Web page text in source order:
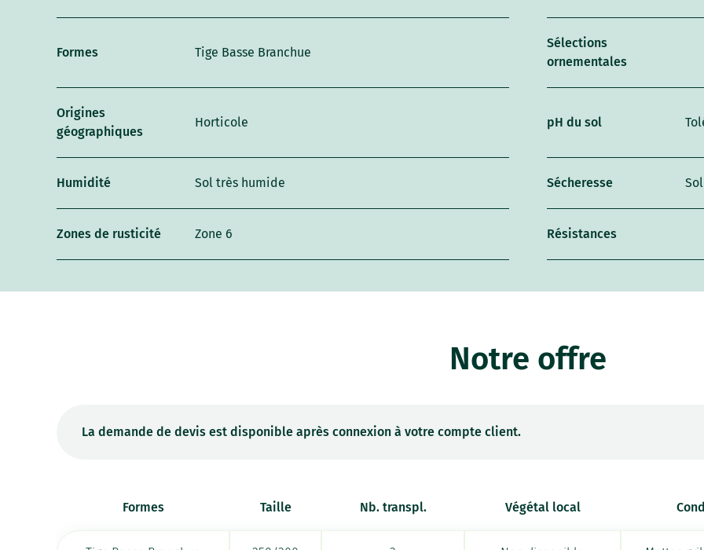
Formes Tige Basse Branchue
Sélections
ornementales
Origines
géographiques
Horticole pH du sol
Humidité Sol très humide Sécheresse
Zones de rusticité Zone 6 Résistances
Notre offre
La demande de devis est disponible après connexion à votre compte client.
Formes Taille Nb. transpl. Végétal local